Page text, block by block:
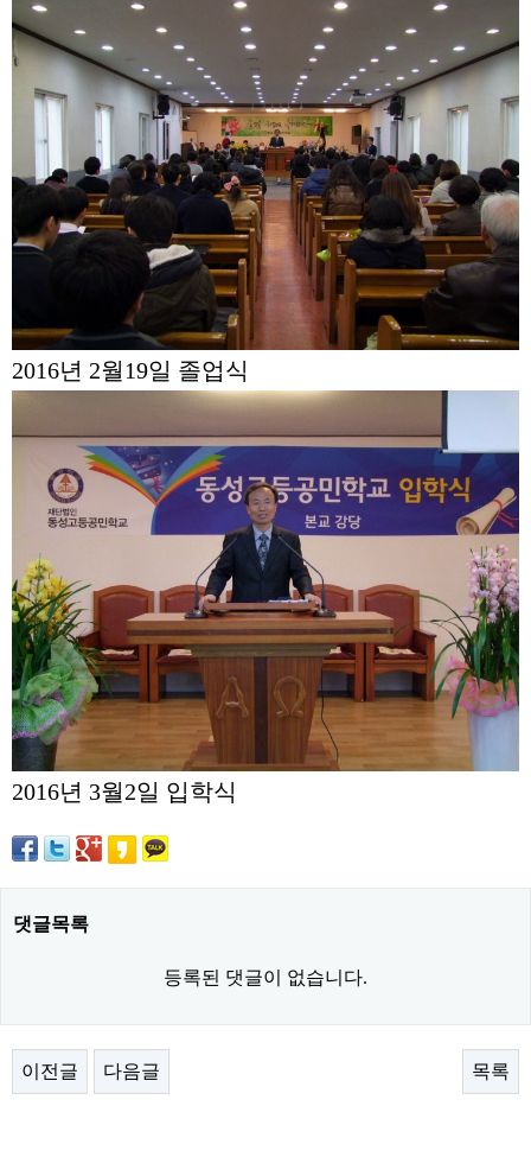
2016년 2월19일 졸업식
2016년 3월2일 입학식
댓글목록
등록된 댓글이 없습니다.
이전글 다음글 목록